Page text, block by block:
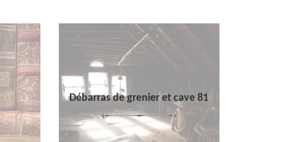
Débarras de grenier et cave 81